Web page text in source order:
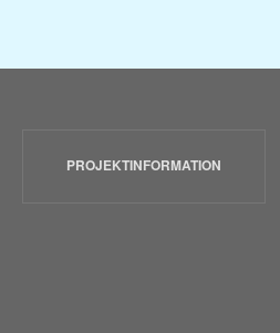
PROJEKTINFORMATION